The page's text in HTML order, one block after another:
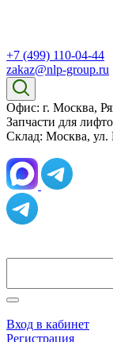
+7 (499) 110-04-44
zakaz@nlp-group.ru
Офис: г. Москва,
Запчасти для
Склад: Москва, ул.
Вход в кабинет
Регистрация